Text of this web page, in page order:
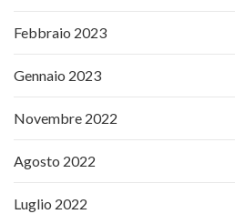
Febbraio 2023
Gennaio 2023
Novembre 2022
Agosto 2022
Luglio 2022